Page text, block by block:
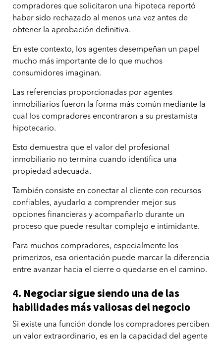
compradores que solicitaron una hipoteca reportó
haber sido rechazado al menos una vez antes de
obtener la aprobación definitiva.
En este contexto, los agentes desempeñan un papel
mucho más importante de lo que muchos
consumidores imaginan.
Las referencias proporcionadas por agentes
inmobiliarios fueron la forma más común mediante la
cual los compradores encontraron a su prestamista
hipotecario.
Esto demuestra que el valor del profesional
inmobiliario no termina cuando identifica una
propiedad adecuada.
También consiste en conectar al cliente con recursos
confiables, ayudarlo a comprender mejor sus
opciones financieras y acompañarlo durante un
proceso que puede resultar complejo e intimidante.
Para muchos compradores, especialmente los
primerizos, esa orientación puede marcar la diferencia
entre avanzar hacia el cierre o quedarse en el camino.
4. Negociar sigue siendo una de las
habilidades más valiosas del negocio
Si existe una función donde los compradores perciben
un valor extraordinario, es en la capacidad del agente